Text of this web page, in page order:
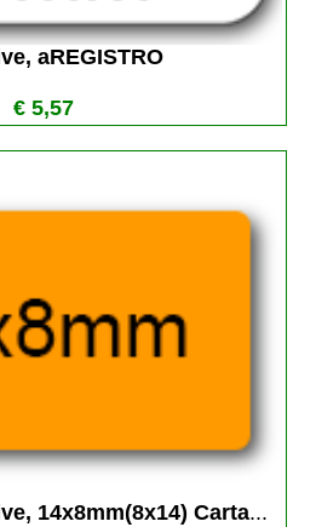
aREGISTRO
€ 5,57
14x8mm(8x14) Carta...